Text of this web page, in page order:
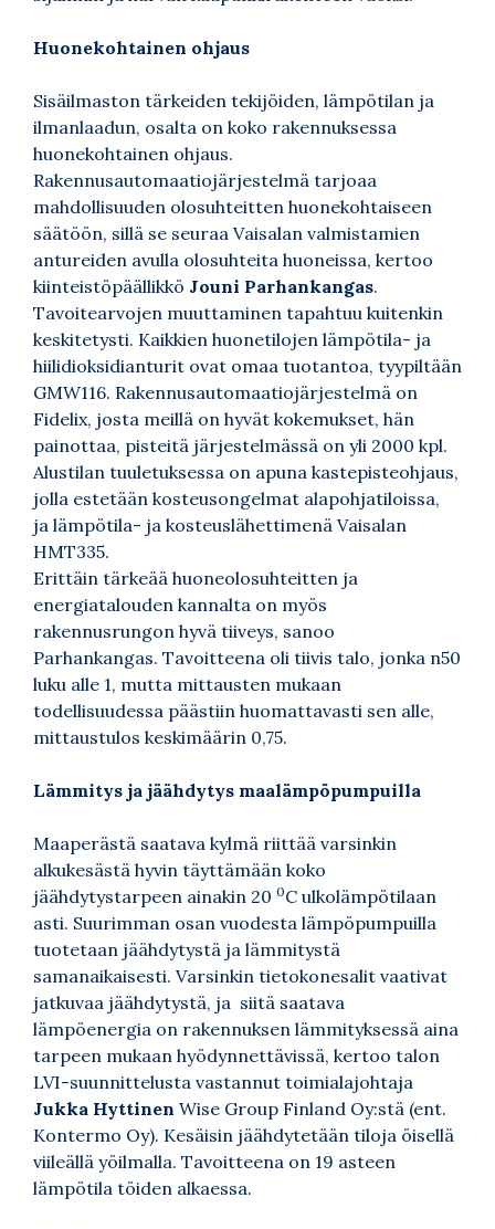
Huonekohtainen ohjaus
Sisäilmaston tärkeiden tekijöiden, lämpötilan ja
ilmanlaadun, osalta on koko rakennuksessa
huonekohtainen ohjaus.
Rakennusautomaatiojärjestelmä tarjoaa
mahdollisuuden olosuhteitten huonekohtaiseen
säätöön, sillä se seuraa Vaisalan valmistamien
antureiden avulla olosuhteita huoneissa, kertoo
kiinteistöpäällikkö Jouni Parhankangas.
Tavoitearvojen muuttaminen tapahtuu kuitenkin
keskitetysti. Kaikkien huonetilojen lämpötila- ja
hiilidioksidianturit ovat omaa tuotantoa, tyypiltään
GMW116. Rakennusautomaatiojärjestelmä on
Fidelix, josta meillä on hyvät kokemukset, hän
painottaa, pisteitä järjestelmässä on yli 2000 kpl.
Alustilan tuuletuksessa on apuna kastepisteohjaus,
jolla estetään kosteusongelmat alapohjatiloissa,
ja lämpötila- ja kosteuslähettimenä Vaisalan
HMT335.
Erittäin tärkeää huoneolosuhteitten ja
energiatalouden kannalta on myös
rakennusrungon hyvä tiiveys, sanoo
Parhankangas. Tavoitteena oli tiivis talo, jonka n50
luku alle 1, mutta mittausten mukaan
todellisuudessa päästiin huomattavasti sen alle,
mittaustulos keskimäärin 0,75.
Lämmitys ja jäähdytys maalämpöpumpuilla
Maaperästä saatava kylmä riittää varsinkin
alkukesästä hyvin täyttämään koko
jäähdytystarpeen ainakin 20 0C ulkolämpötilaan
asti. Suurimman osan vuodesta lämpöpumpuilla
tuotetaan jäähdytystä ja lämmitystä
samanaikaisesti. Varsinkin tietokonesalit vaativat
jatkuvaa jäähdytystä, ja siitä saatava
lämpöenergia on rakennuksen lämmityksessä aina
tarpeen mukaan hyödynnettävissä, kertoo talon
LVI-suunnittelusta vastannut toimialajohtaja
Jukka Hyttinen Wise Group Finland Oy:stä (ent.
Kontermo Oy). Kesäisin jäähdytetään tiloja öisellä
viileällä yöilmalla. Tavoitteena on 19 asteen
lämpötila töiden alkaessa.